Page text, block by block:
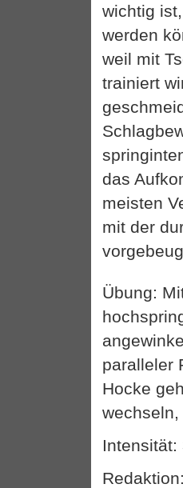
wichtig
werden
weil mit
trainiert
das
meisten
mit der
Übung:
paralleler
Hocke
Redaktion: